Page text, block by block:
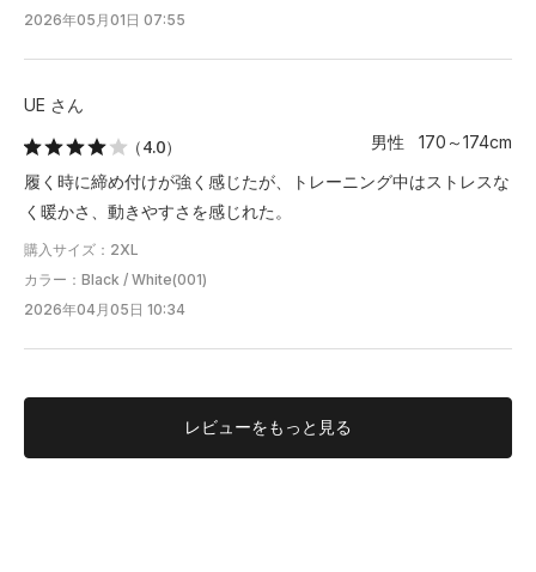
2026年05月01日 07:55
UE さん
（4.0）
男性 170～174cm
履く時に締め付けが強く感じたが、トレーニング中はストレスな
く暖かさ、動きやすさを感じれた。
購入サイズ：2XL
カラー：Black / White(001)
2026年04月05日 10:34
レビューをもっと見る